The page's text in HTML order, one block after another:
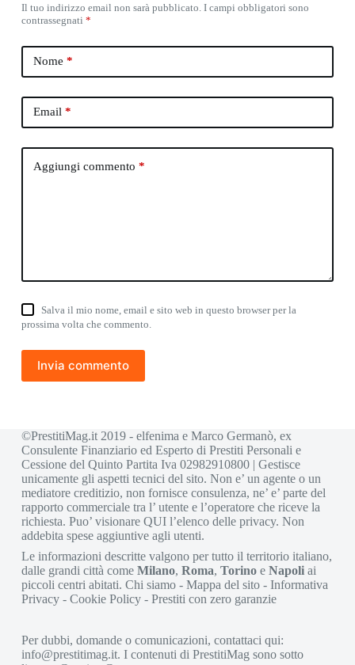
Il tuo indirizzo email non sarà pubblicato. I campi obbligatori sono
contrassegnati *
Nome *
Email*
Aggiungi commento *
Salva il mio nome, email e sito web in questo browser per la
prossima volta che commento.
Invia commento
©PrestitiMag.it 2019 - elfenima e Marco Germanò, ex
Consulente Finanziario ed Esperto di Prestiti Personali e
Cessione del Quinto Partita Iva 02982910800 | Gestisce
unicamente gli aspetti tecnici del sito. Non e’ un agente o un
mediatore creditizio, non fornisce consulenza, ne’ e’ parte del
rapporto commerciale tra l’ utente e l’operatore che riceve la
richiesta. Puo’ visionare QUIl’elenco delle privacy. Non
addebita spese aggiuntive agli utenti.
Le informazioni descritte valgono per tutto il territorio italiano,
dalle grandi città come Milano, Roma, Torinoe Napoliai
piccoli centri abitati. Chi siamo- Mappa del sito- Informativa
Privacy- Cookie Policy- Prestiti con zero garanzie
Per dubbi, domande o comunicazioni, contattaci qui:
info@prestitimag.it. I contenuti di PrestitiMag sono sotto